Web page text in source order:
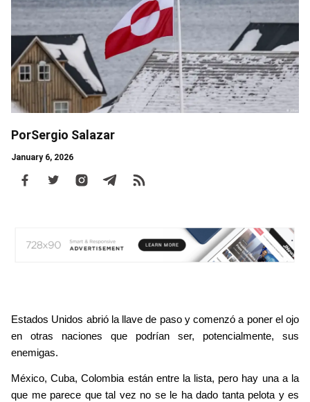
PorSergio Salazar
January 6, 2026
Body
Estados Unidos abrió la llave de paso y comenzó a poner el ojo
en otras naciones que podrían ser, potencialmente, sus
enemigas.
México, Cuba, Colombia están entre la lista, pero hay una a la
que me parece que tal vez no se le ha dado tanta pelota y es